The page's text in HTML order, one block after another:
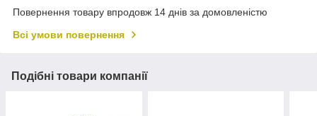
Повернення товару впродовж 14 днів за домовленістю
Всі умови повернення
Подібні товари компанії